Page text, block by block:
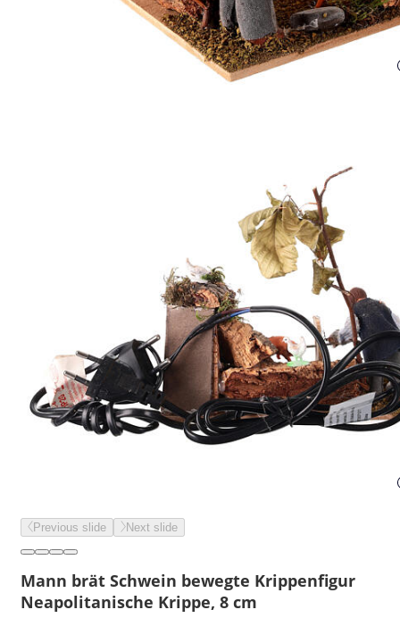
Previous slide Next slide
Mann brät Schwein bewegte Krippenfigur
Neapolitanische Krippe, 8 cm